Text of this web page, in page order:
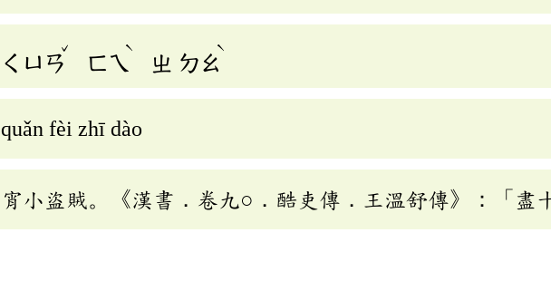
ㄑㄩㄢ
ˇ
ㄈㄟ
ˋ
ㄓ ㄉㄠ
ˋ
quǎn fèi zhī dào
宵小盜賊。《漢書．卷九○．酷吏傳．王溫舒傳》：「盡